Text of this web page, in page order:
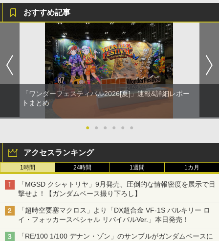
おすすめ記事
「ワンダーフェスティバル2026[夏]」速報&詳細レポー
トまとめ
● ● ● ● ● ●
アクセスランキング
1時間 24時間 1週間 1カ月
「MGSD クシャトリヤ」9月発売、圧倒的な情報密度を展示で目
撃せよ！【ガンダムベース撮り下ろし】
「超時空要塞マクロス」より「DX超合金 VF-1S バルキリー ロ
イ・フォッカースペシャル リバイバルVer.」本日発売！
「RE/100 1/100 デナン・ゾン」のサンプルがガンダムベースに